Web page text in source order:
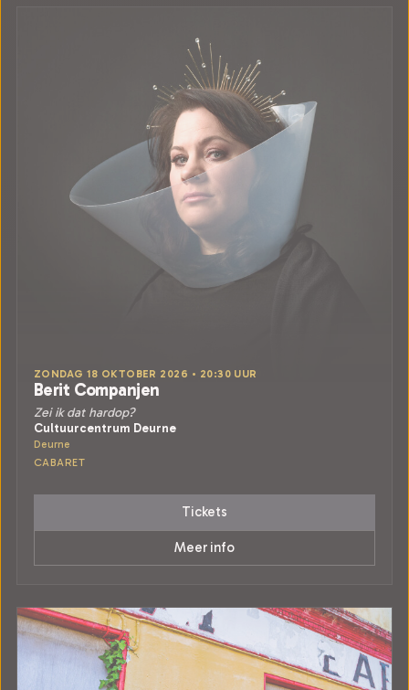
ZONDAG 18 OKTOBER 2026 • 20:30 UUR
Berit Companjen
Zei ik dat hardop?
Cultuurcentrum Deurne
Deurne
CABARET
Tickets
Meer info